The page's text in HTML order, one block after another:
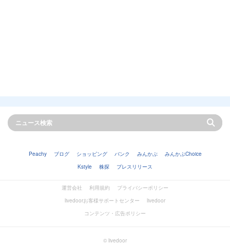
Peachy ブログ ショッピング バンク みんかぶ
みんかぶChoice
Kstyle
株探 プレスリリース
運営会社 利用規約
プライバシーポリシー
livedoorお客様サポートセンター
livedoor
コンテンツ・広告ポリシー
© livedoor